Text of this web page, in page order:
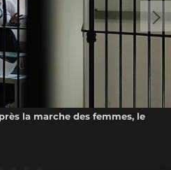
la marche des femmes, le